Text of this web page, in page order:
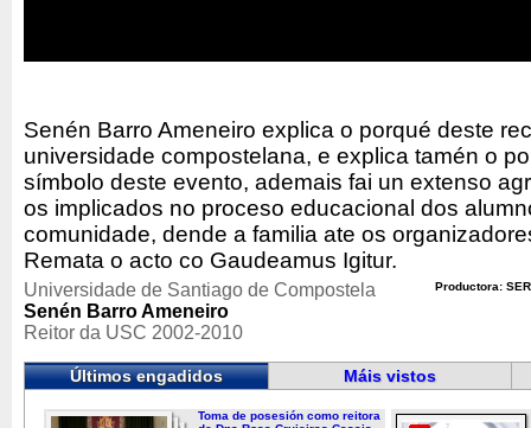
Senén Barro Ameneiro explica o porqué deste
universidade compostelana, e explica tamén o
símbolo deste evento, ademais fai un extenso
os implicados no proceso educacional dos
comunidade, dende a familia ate os
Remata o acto co Gaudeamus Igitur.
Productora:
Universidade de Santiago de Compostela
Senén Barro Ameneiro
Reitor da USC 2002-2010
Últimos engadidos Máis vistos
Toma de posesión como reitora